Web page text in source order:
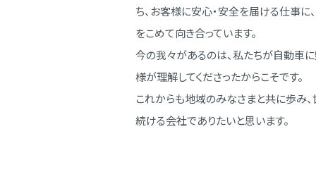
ち、お客様に安⼼・安全を届ける仕事に
をこめて向き合っています。
今の我々があるのは、私たちが⾃動⾞
様が理解してくださったからこそです。
これからも地域のみなさまと共に歩み
続ける会社でありたいと思います。